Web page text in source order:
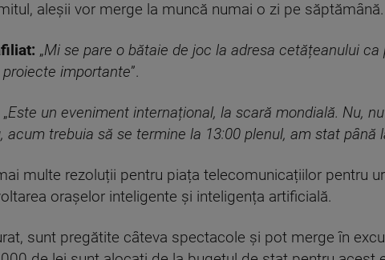
aleșii vor merge la muncă numai o zi pe săptămână.
„Mi se pare o bătaie de joc la adresa cetățeanului
importante”.
„Este un eveniment internațional, la scară mondială. Nu,
acum trebuia să se termine la 13:00 plenul, am stat până
multe rezoluții pentru piața telecomunicațiilor pentru
orașelor inteligente și inteligența artificială.
sunt pregătite câteva spectacole și pot merge în